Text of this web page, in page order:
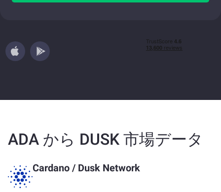
ADA から DUSK 市場データ
Cardano / Dusk Network